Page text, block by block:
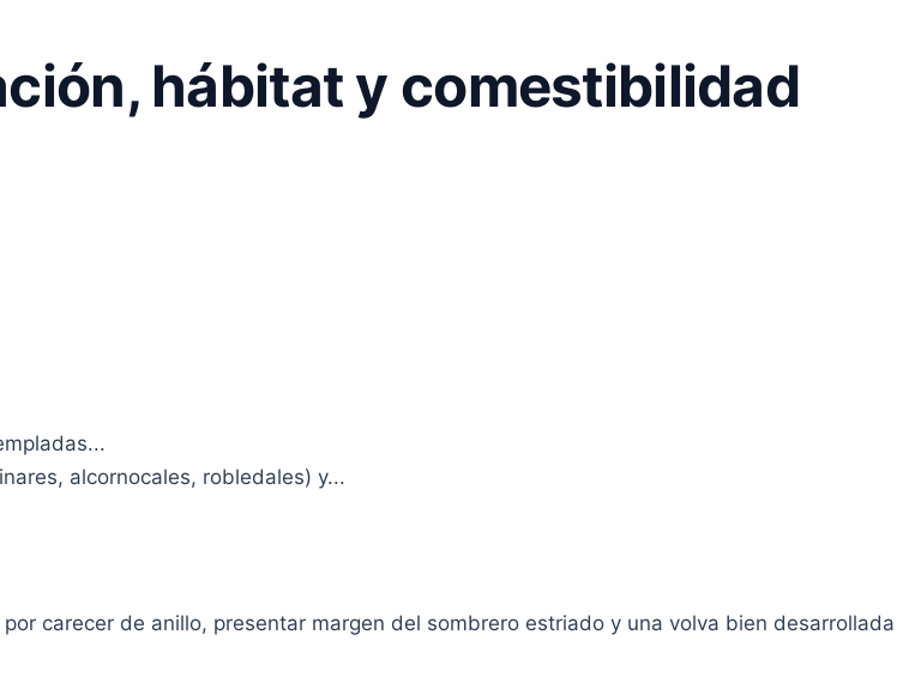
hábitat y comestibilidad
alcornocales, robledales) y...
carecer de anillo, presentar margen del sombrero estriado y una volva bien desarrollada